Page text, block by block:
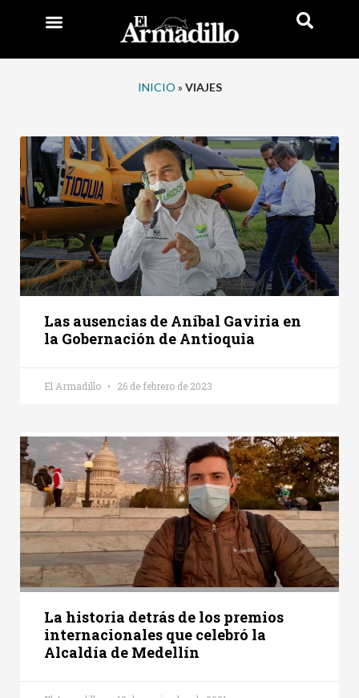
INICIO » VIAJES
Las ausencias de Aníbal Gaviria en
la Gobernación de Antioquia
El Armadillo 26 de febrero de 2023
La historia detrás de los premios
internacionales que celebró la
Alcaldía de Medellín